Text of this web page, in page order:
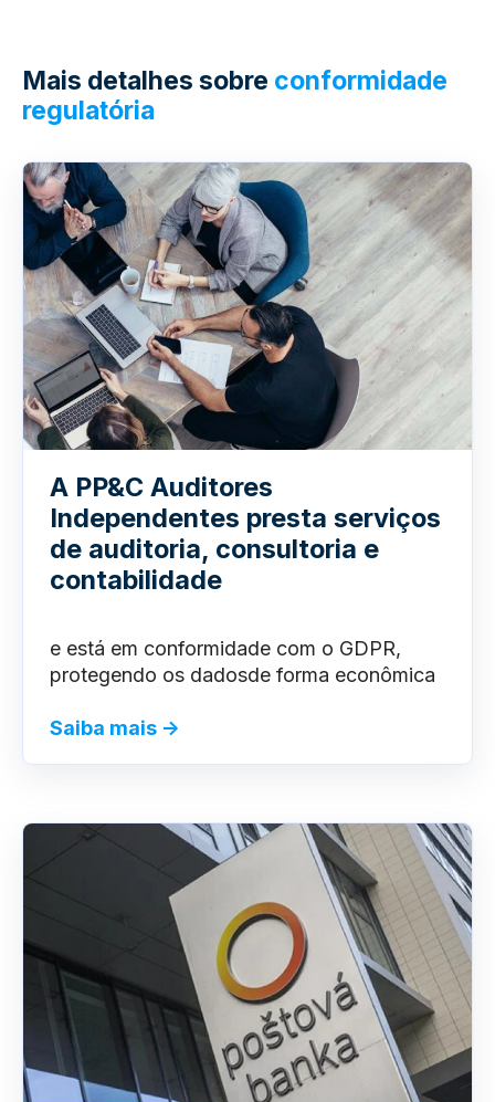
Mais detalhes sobre conformidade
regulatória
A PP&C Auditores
Independentes presta serviços
de auditoria, consultoria e
contabilidade
e está em conformidade com o GDPR,
protegendo os dadosde forma econômica
Saiba mais →